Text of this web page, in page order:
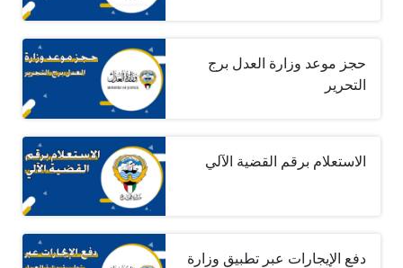
حجز موعد وزارة العدل برج
التحرير
الاستعلام برقم القضية الآلي
دفع الإيجارات عبر تطبيق وزارة